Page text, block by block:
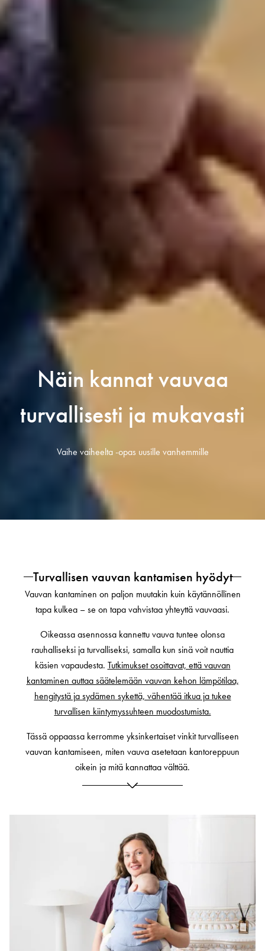
Näin kannat vauvaa
turvallisesti ja mukavasti
Vaihe vaiheelta -opas uusille vanhemmille
Turvallisen vauvan kantamisen hyödyt
Vauvan kantaminen on paljon muutakin kuin käytännöllinen
tapa kulkea – se on tapa vahvistaa yhteyttä vauvaasi.
Oikeassa asennossa kannettu vauva tuntee olonsa
rauhalliseksi ja turvalliseksi, samalla kun sinä voit nauttia
käsien vapaudesta. Tutkimukset osoittavat, että vauvan
kantaminen auttaa säätelemään vauvan kehon lämpötilaa,
hengitystä ja sydämen sykettä, vähentää itkua ja tukee
turvallisen kiintymyssuhteen muodostumista.
Tässä oppaassa kerromme yksinkertaiset vinkit turvalliseen
vauvan kantamiseen, miten vauva asetetaan kantoreppuun
oikein ja mitä kannattaa välttää.